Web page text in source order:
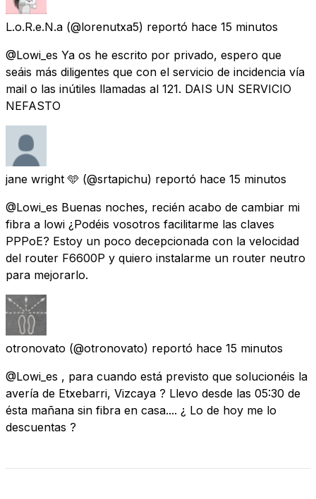
L.o.R.e.N.a (@lorenutxa5) reportó hace 15 minutos
@Lowi_es Ya os he escrito por privado, espero que
seáis más diligentes que con el servicio de incidencia vía
mail o las inútiles llamadas al 121. DAIS UN SERVICIO
NEFASTO
jane wright 🩵 (@srtapichu) reportó hace 15 minutos
@Lowi_es Buenas noches, recién acabo de cambiar mi
fibra a lowi ¿Podéis vosotros facilitarme las claves
PPPoE? Estoy un poco decepcionada con la velocidad
del router F6600P y quiero instalarme un router neutro
para mejorarlo.
otronovato (@otronovato) reportó hace 15 minutos
@Lowi_es , para cuando está previsto que solucionéis la
avería de Etxebarri, Vizcaya ? Llevo desde las 05:30 de
ésta mañana sin fibra en casa.... ¿ Lo de hoy me lo
descuentas ?